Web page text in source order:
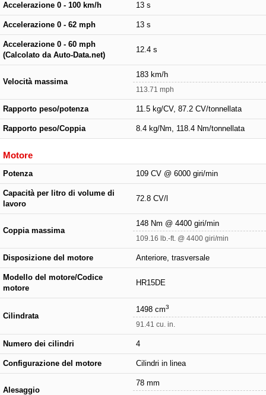
Accelerazione 0 - 100 km/h 13 s
Accelerazione 0 - 62 mph 13 s
Accelerazione 0 - 60 mph
(Calcolato da Auto-Data.net)
12.4 s
Velocità massima
183 km/h
113.71 mph
Rapporto peso/potenza 11.5 kg/CV, 87.2 CV/tonnellata
Rapporto peso/Coppia 8.4 kg/Nm, 118.4 Nm/tonnellata
Motore
Potenza 109 CV @ 6000 giri/min
Capacità per litro di volume di
lavoro
72.8 CV/l
Coppia massima
148 Nm @ 4400 giri/min
109.16 lb.-ft. @ 4400 giri/min
Disposizione del motore Anteriore, trasversale
Modello del motore/Codice
motore
HR15DE
Cilindrata
1498 cm3
91.41 cu. in.
Numero dei cilindri 4
Configurazione del motore Cilindri in linea
Alesaggio
78 mm